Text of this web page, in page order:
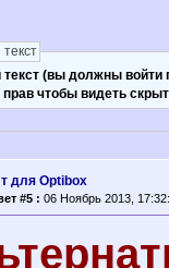
(вы должны войти
прав чтобы видеть
для Optibox
#5 : 06 Ноябрь 2013,